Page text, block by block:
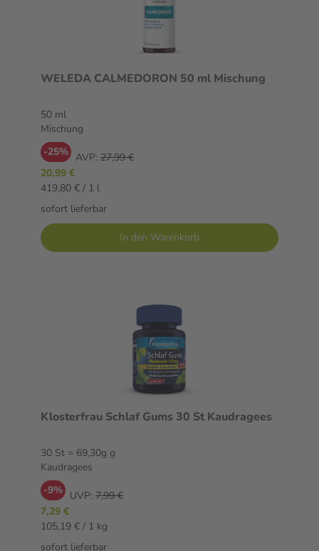
WELEDA CALMEDORON 50 ml Mischung
50 ml
Mischung
-25% AVP: 27,99 €
20,99 €
419,80 € / 1 l
sofort lieferbar
In den Warenkorb
Klosterfrau Schlaf Gums 30 St Kaudragees
30 St = 69,30g g
Kaudragees
-9% UVP: 7,99 €
7,29 €
105,19 € / 1 kg
sofort lieferbar